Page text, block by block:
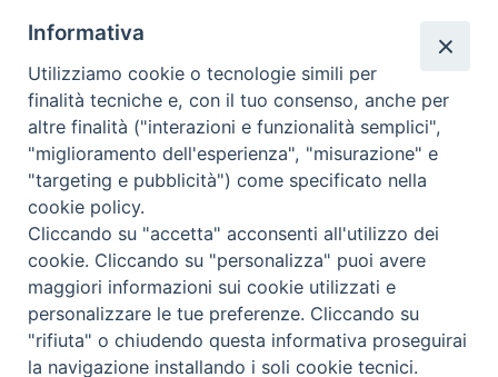
SCRIVICI
La Difesa srl - P.iva 05125420280
La Difesa del Popolo percepisce i contributi pubblici all'editoria.
La Difesa del Popolo, tramite la Fisc (Federazione Italiana Settimanali Cattolici)
ha aderito allo IAP (Istituto dell'Autodisciplina Pubblicitaria) accettando il Codice
di Autodisciplina della Comunicazione Commerciale.
La Difesa del Popolo è una testata registrata presso il Tribunale di Padova
decreto del 15 giugno 1950 al n. 37 del registro periodici.
Informativa
Utilizziamo cookie o tecnologie simili per
finalità tecniche e, con il tuo consenso, anche per
altre finalità ("interazioni e funzionalità semplici",
"miglioramento dell'esperienza", "misurazione" e
"targeting e pubblicità") come specificato nella
cookie policy.
Cliccando su "accetta" acconsenti all'utilizzo dei
cookie. Cliccando su "personalizza" puoi avere
maggiori informazioni sui cookie utilizzati e
personalizzare le tue preferenze. Cliccando su
"rifiuta" o chiudendo questa informativa proseguirai
la navigazione installando i soli cookie tecnici.